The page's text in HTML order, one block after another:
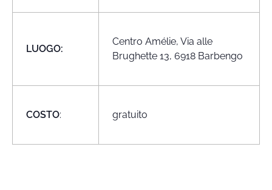
LUOGO:
Centro Amélie, Via alle
Brughette 13, 6918 Barbengo
COSTO: gratuito